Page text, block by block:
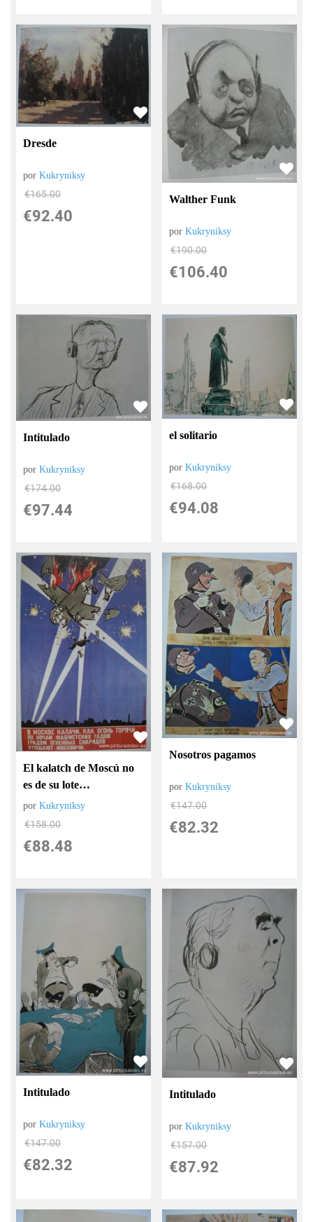
Dresde
porKukryniksy
€165.00
€92.40
Walther Funk
porKukryniksy
€190.00
€106.40
Intitulado
porKukryniksy
€174.00
€97.44
el solitario
porKukryniksy
€168.00
€94.08
El kalatch de Moscú no
es de su lote…
porKukryniksy
€158.00
€88.48
Nosotros pagamos
porKukryniksy
€147.00
€82.32
Intitulado
porKukryniksy
€147.00
€82.32
Intitulado
porKukryniksy
€157.00
€87.92